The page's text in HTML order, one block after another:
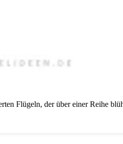
Flügeln, der über einer Reihe